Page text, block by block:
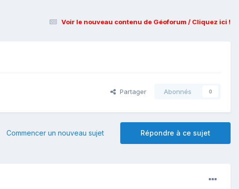
Voir le nouveau contenu de Géoforum / Cliquez ici !
Partager Abonnés 0
Répondre à ce sujet
Commencer un nouveau sujet